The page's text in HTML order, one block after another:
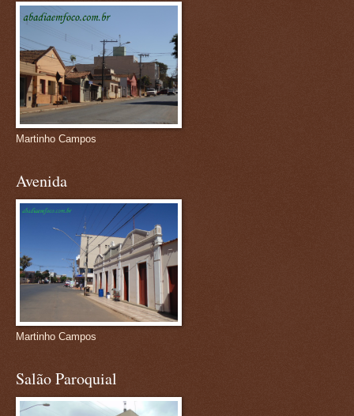
Martinho Campos
Avenida
Martinho Campos
Salão Paroquial